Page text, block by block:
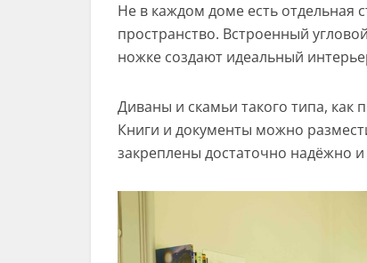
Не в каждом доме есть отдельная
пространство. Встроенный
ножке создают идеальный
Диваны и скамьи такого типа, как
Книги и документы можно
закреплены достаточно надёжно и